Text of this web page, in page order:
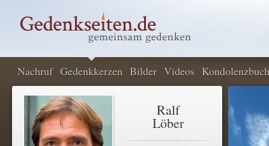
Nachruf Gedenkkerzen Bilder Videos Kondolenzbuch
Ralf
Löber